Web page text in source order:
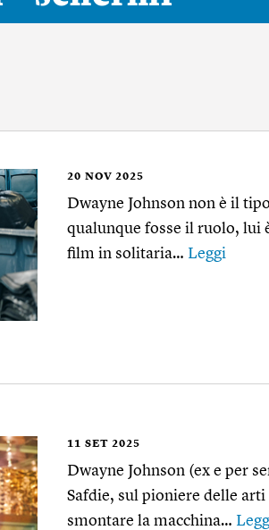
20 NOV 2025
Dwayne Johnson non è il
qualunque fosse il ruolo, lui
film in solitaria… Leggi
11 SET 2025
Dwayne Johnson (ex e per
Safdie, sul pioniere delle
smontare la macchina…